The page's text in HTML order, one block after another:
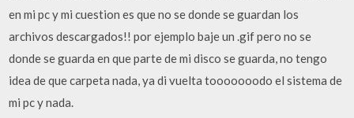
en mi pc y mi cuestion es que no se donde se guardan los
archivos descargados!! por ejemplo baje un .gif pero no se
donde se guarda en que parte de mi disco se guarda, no tengo
idea de que carpeta nada, ya di vuelta tooooooodo el sistema de
mi pc y nada.